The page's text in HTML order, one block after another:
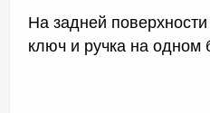
На задней
ключ и ручка на одном